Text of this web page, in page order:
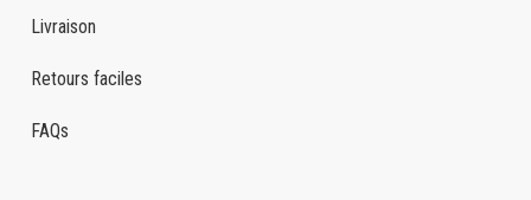
Livraison
Retours faciles
FAQs